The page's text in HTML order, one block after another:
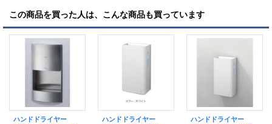
この商品を買った人は、こんな商品も買っています
ハンドドライヤー
ハンドドライヤー
ハンドドライヤー